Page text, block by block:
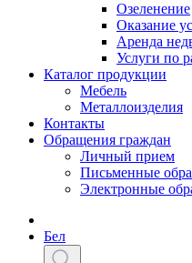
Озеленение
Оказание
Аренда
Услуги по
Каталог продукции
Мебель
Металлоизделия
Контакты
Обращения граждан
Личный прием
Письменные
Электронные
Бел